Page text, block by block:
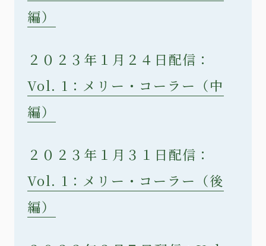
編）
２０２３年１月２４日配信：
Vol. 1：メリー・コーラー（中
編）
２０２３年１月３１日配信：
Vol. 1：メリー・コーラー（後
編）